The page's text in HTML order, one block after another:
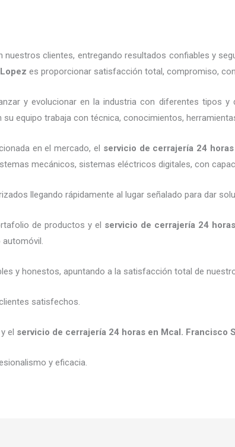
nuestros clientes, entregando resultados confiables y
es proporcionar satisfacción total, compromiso,
y evolucionar en la industria con diferentes tipos y
su equipo trabaja con técnica, conocimientos,
en el mercado, el servicio de cerrajería 24 horas
mecánicos, sistemas eléctricos digitales, con
llegando rápidamente al lugar señalado para dar
de productos y el servicio de cerrajería 24 horas
y honestos, apuntando a la satisfacción total de
satisfechos.
el servicio de cerrajería 24 horas en Mcal. Francisco
y eficacia.